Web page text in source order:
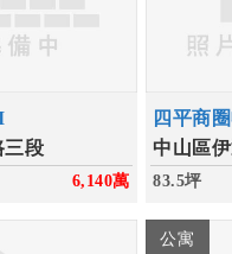
三段
6,140萬
四平商
中山區
83.5坪
公寓